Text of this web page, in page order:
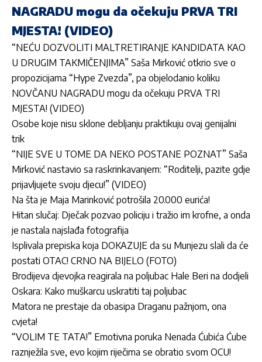
NAGRADU mogu da očekuju PRVA TRI
MJESTA! (VIDEO)
“NEĆU DOZVOLITI MALTRETIRANJE KANDIDATA KAO
U DRUGIM TAKMIČENJIMA” Saša Mirković otkrio sve o
propozicijama “Hype Zvezda”, pa objelodanio koliku
NOVČANU NAGRADU mogu da očekuju PRVA TRI
MJESTA! (VIDEO)
Osobe koje nisu sklone debljanju praktikuju ovaj genijalni
trik
“NIJE SVE U TOME DA NEKO POSTANE POZNAT” Saša
Mirković nastavio sa raskrinkavanjem: “Roditelji, pazite gdje
prijavljujete svoju djecu!” (VIDEO)
Na šta je Maja Marinković potrošila 20.000 eurića!
Hitan slučaj: Dječak pozvao policiju i tražio im krofne, a onda
je nastala najslađa fotografija
Isplivala prepiska koja DOKAZUJE da su Munjezu slali da će
postati OTAC! CRNO NA BIJELO (FOTO)
Brodijeva djevojka reagirala na poljubac Hale Beri na dodjeli
Oskara: Kako muškarcu uskratiti taj poljubac
Matora ne prestaje da obasipa Draganu pažnjom, ona
cvjeta!
“VOLIM TE TATA!” Emotivna poruka Nenada Ćubića Ćube
raznježila sve, evo kojim riječima se obratio svom OCU!